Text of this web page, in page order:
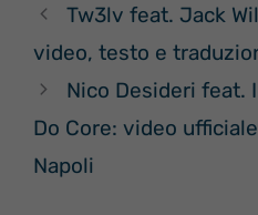
Tw3lv feat. Jack
video, testo e
Nico Desideri feat.
Do Core: video
Napoli